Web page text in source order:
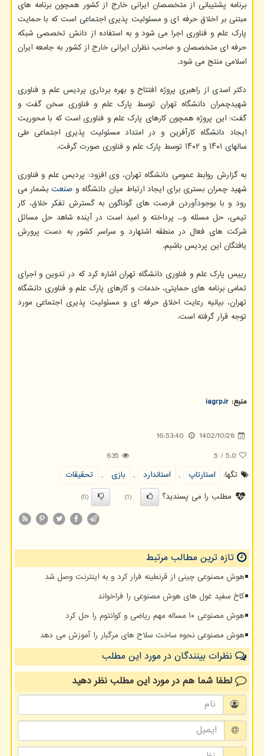
برنامه پشتیبانی از متخصصان ایرانی خارج از کشور همچون برنامه های
مبتنی بر اخلاق حرفه ای و مسئولیت پذیری اجتماعی است که با حمایت
پارک علم و فناوری اجرا می شود و به استفاده از دانش تخصصی شبکه
حرفه ای متخصصان و صاحب نظران ایرانی خارج از کشور به جامعه ایران
اسلامی منتج می شود.
دکتر اسدی از راهبری پروژه افتتاح و بهره برداری پردیس علم و فناوری
شهیدچمران دانشگاه تهران توسط پارک علم و فناوری سخن گفت و
گفت: این پروژه همچون کارهای پارک علم و فناوری است که با محوریت
ایجاد دانشگاه کارآفرین و در امتداد مسئولیت پذیری اجتماعی طی
سالهای ۱۴۰۱ و ۱۴۰۲ توسط پارک علم و فناوری صورت گرفت.
به گزارش روابط عمومی دانشگاه تهران، وی افزود: پردیس علم و فناوری
شهید چمران بستری برای ایجاد ارتباط میان دانشگاه و صنعتبشمار می
رود و با بوجودآوردن فرصت های گوناگون به گسترش تفکر خلاق، کار
تیمی، حل مسئله و... پرداخته و امید است در آینده شاهد حل مسائل
شرکت های فعال در منطقه اشتهارد و سراسر کشور به دست پرورش
یافتگان این پردیس باشیم.
رییس پارک علم و فناوری دانشگاه تهران اشاره کرد که در تدوین و اجرای
تمامی برنامه های حمایتی، خدمات و کارهای پارک علم و فناوری دانشگاه
تهران، بیانیه رعایت اخلاق حرفه ای و مسئولیت پذیری اجتماعی مورد
توجه قرار گرفته است.
منبع: iagrp.ir
1402/10/28
16:53:40
5.0
/
5
635
تگها:
استارتاپ , استاندارد , بازی ,
تحقیقات
مطلب را می پسندید؟
(1)
(0)
تازه ترین مطالب مرتبط
هوش مصنوعی چینی از قرنطینه فرار کرد و به اینترنت وصل شد
کاخ سفید غول های هوش مصنوعی را فراخواند
هوش مصنوعی ۱۰ مساله مهم ریاضی و کوانتوم را حل کرد
هوش مصنوعی نحوه ساخت سلاح های مرگبار را آموزش می دهد
نظرات بینندگان در مورد این مطلب
لطفا شما همدر مورد این مطلبنظر دهید